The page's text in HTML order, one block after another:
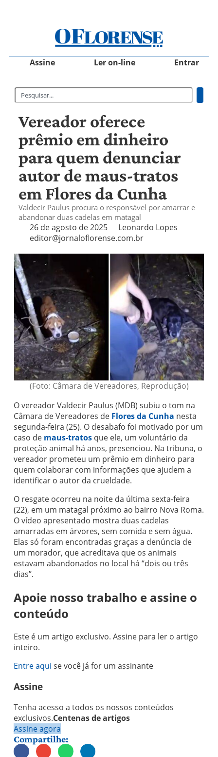
Assine Ler on-line Entrar
Vereador oferece
prêmio em dinheiro
para quem denunciar
autor de maus-tratos
em Flores da Cunha
Valdecir Paulus procura o responsável por amarrar e
abandonar duas cadelas em matagal
26 de agosto de 2025
Leonardo Lopes
editor@jornaloflorense.com.br
(Foto: Câmara de Vereadores, Reprodução)
O vereador Valdecir Paulus (MDB) subiu o tom na
Câmara de Vereadores de Flores da Cunha nesta
segunda-feira (25). O desabafo foi motivado por um
caso de maus-tratos que ele, um voluntário da
proteção animal há anos, presenciou. Na tribuna, o
vereador prometeu um prêmio em dinheiro para
quem colaborar com informações que ajudem a
identificar o autor da crueldade.
O resgate ocorreu na noite da última sexta-feira
(22), em um matagal próximo ao bairro Nova Roma.
O vídeo apresentado mostra duas cadelas
amarradas em árvores, sem comida e sem água.
Elas só foram encontradas graças a denúncia de
um morador, que acreditava que os animais
estavam abandonados no local há “dois ou três
dias”.
Apoie nosso trabalho e assine o
conteúdo
Este é um artigo exclusivo. Assine para ler o artigo
inteiro.
Entre aqui se você já for um assinante
Assine
Tenha acesso a todos os nossos conteúdos
exclusivos.Centenas de artigos
Assine agora
Compartilhe: